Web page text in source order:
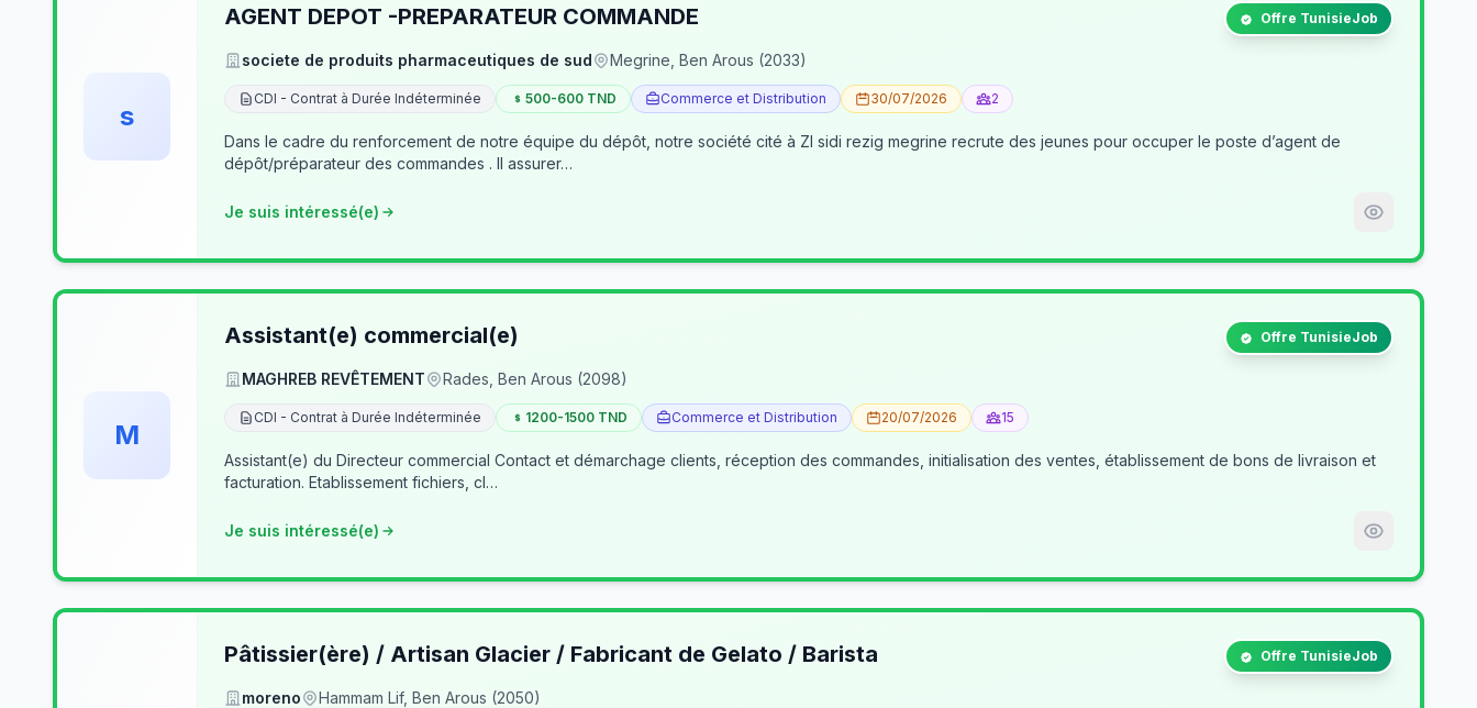
s
AGENT DEPOT -PREPARATEUR COMMANDE Offre TunisieJob
societe de produits pharmaceutiques de sud Megrine, Ben Arous (2033)
CDI - Contrat à Durée Indéterminée 500-600 TND Commerce et Distribution 30/07/2026 2
Dans le cadre du renforcement de notre équipe du dépôt, notre société cité à ZI sidi rezig megrine recrute des jeunes pour occuper le poste d’agent de
dépôt/préparateur des commandes . Il assurer…
Je suis intéressé(e)
M
Assistant(e) commercial(e) Offre TunisieJob
MAGHREB REVÊTEMENT Rades, Ben Arous (2098)
CDI - Contrat à Durée Indéterminée 1200-1500 TND Commerce et Distribution 20/07/2026 15
Assistant(e) du Directeur commercial Contact et démarchage clients, réception des commandes, initialisation des ventes, établissement de bons de livraison et
facturation. Etablissement fichiers, cl…
Je suis intéressé(e)
Pâtissier(ère) / Artisan Glacier / Fabricant de Gelato / Barista Offre TunisieJob
moreno Hammam Lif, Ben Arous (2050)